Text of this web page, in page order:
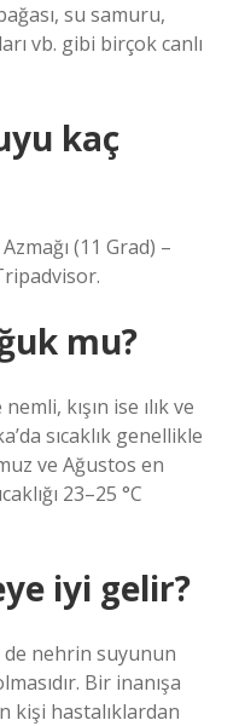
su samuru,
vb. gibi birçok canlı
kaç
(11 Grad) –
mu?
kışın ise ılık ve
sıcaklık genellikle
ve Ağustos en
23–25 °C
iyi gelir?
nehrin suyunun
Bir inanışa
kişi hastalıklardan